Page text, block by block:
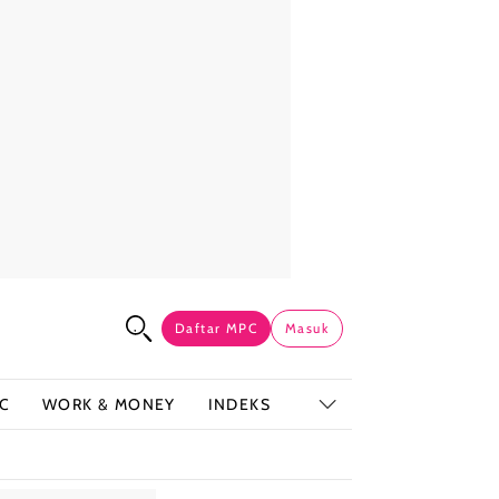
Daftar MPC Masuk
WORK & MONEY INDEKS